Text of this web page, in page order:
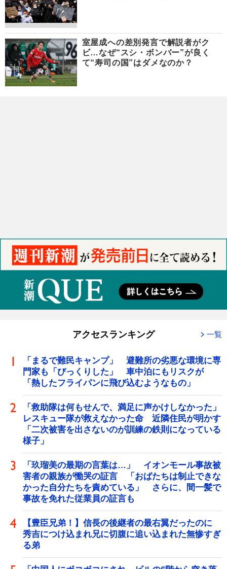
室屋成への差別発言で解説者がク
ビ…なぜ“スシ・ボンバー”が良く
て“寿司の国”はダメなのか？
アクセスランキング 一覧
「まるで難民キャンプ」 避難所の劣悪な環境に専
門家も「びっくりした」 車中泊にもリスクが
「熱したフライパンに飛び込むようなもの」
「救助隊は何もせんで、満足に声かけしなかった」
レスキュー隊が救えなかった命 近隣住民が明かす
「二次被害を出さないのが訓練の鉄則になっている
様子」
「玖瑠美の最期の言葉は…」 イオンモール事故被
害者の親族が慟哭の証言 「おばたちは制止できな
かった自分たちを責めている」 さらに、間一髪で
事故を免れた従業員の証言も
【豊臣兄弟！】信長の後継者の最右翼だったのに
秀吉につけ込まれ兄に切腹に追い込まれた無惨すぎ
る弟